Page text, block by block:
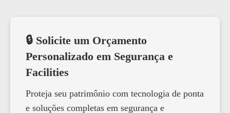
🔒 Solicite um Orçamento
Personalizado em Segurança e
Facilities
Proteja seu patrimônio com tecnologia de ponta
e soluções completas em segurança e